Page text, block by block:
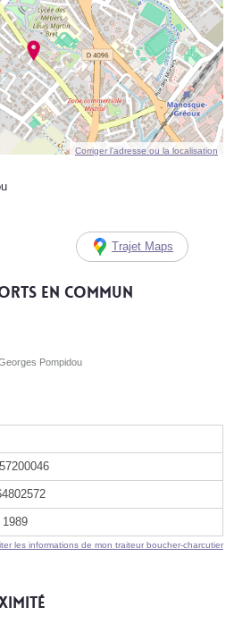
Corriger l’adresse ou la localisation
Trajet Maps
en commun
Pompidou
les informations de mon traiteur boucher-charcutier